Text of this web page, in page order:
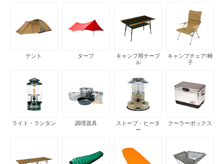
テント タープ
キャンプ用テーブ
ル
キャンプチェア/椅
子
ライト・ランタン 調理器具
ストーブ・ヒータ
ー
クーラーボックス